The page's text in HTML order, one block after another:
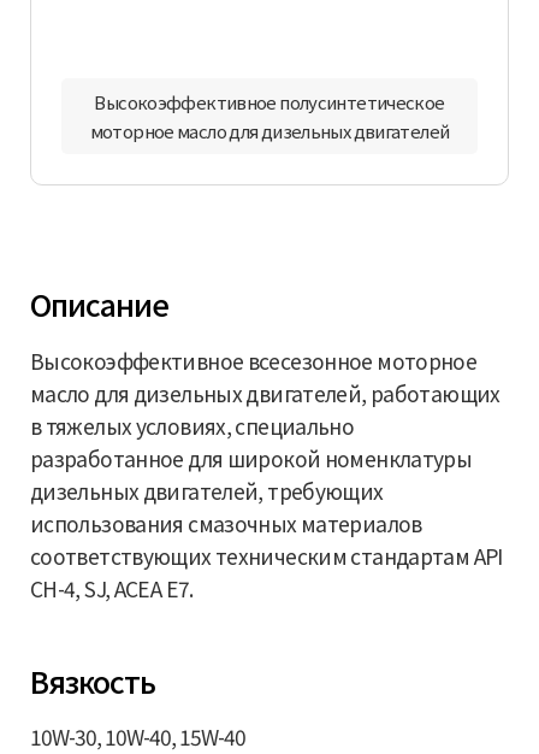
Высокоэффективное полусинтетическое
моторное масло для дизельных двигателей
Описание
Высокоэффективное всесезонное моторное
масло для дизельных двигателей, работающих
в тяжелых условиях, специально
разработанное для широкой номенклатуры
дизельных двигателей, требующих
использования смазочных материалов
соответствующих техническим стандартам API
CH-4, SJ, ACEA E7.
Вязкость
10W-30, 10W-40, 15W-40